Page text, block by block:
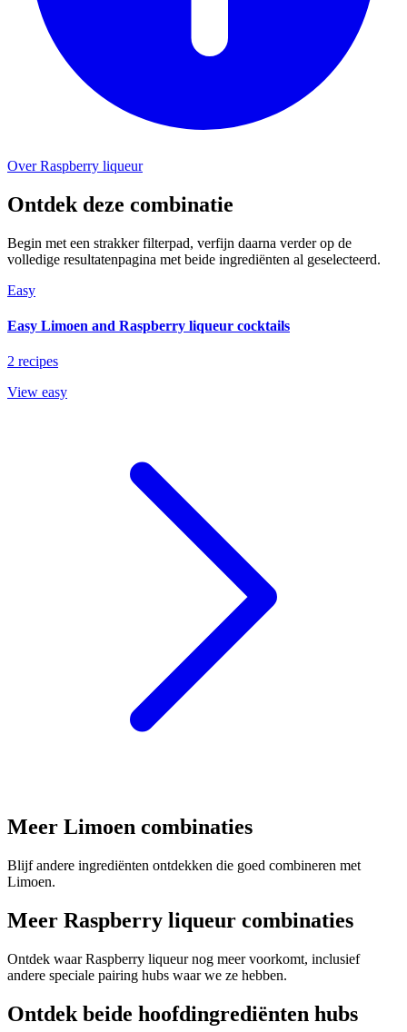
Over Raspberry liqueur
Ontdek deze combinatie
Begin met een strakker filterpad, verfijn daarna verder op de
volledige resultatenpagina met beide ingrediënten al geselecteerd.
Easy
Easy Limoen and Raspberry liqueur cocktails
2 recipes
View easy
Meer Limoen combinaties
Blijf andere ingrediënten ontdekken die goed combineren met
Limoen.
Meer Raspberry liqueur combinaties
Ontdek waar Raspberry liqueur nog meer voorkomt, inclusief
andere speciale pairing hubs waar we ze hebben.
Ontdek beide hoofdingrediënten hubs